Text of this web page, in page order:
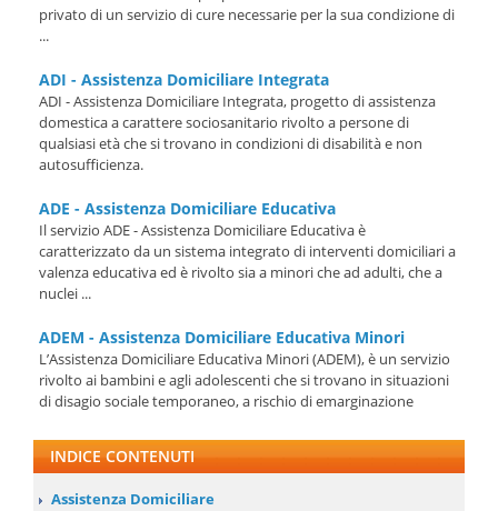
privato di un servizio di cure necessarie per la sua condizione di
...
ADI - Assistenza Domiciliare Integrata
ADI - Assistenza Domiciliare Integrata, progetto di assistenza
domestica a carattere sociosanitario rivolto a persone di
qualsiasi età che si trovano in condizioni di disabilità e non
autosufficienza.
ADE - Assistenza Domiciliare Educativa
Il servizio ADE - Assistenza Domiciliare Educativa è
caratterizzato da un sistema integrato di interventi domiciliari a
valenza educativa ed è rivolto sia a minori che ad adulti, che a
nuclei ...
ADEM - Assistenza Domiciliare Educativa Minori
L’Assistenza Domiciliare Educativa Minori (ADEM), è un servizio
rivolto ai bambini e agli adolescenti che si trovano in situazioni
di disagio sociale temporaneo, a rischio di emarginazione
INDICE CONTENUTI
Assistenza Domiciliare